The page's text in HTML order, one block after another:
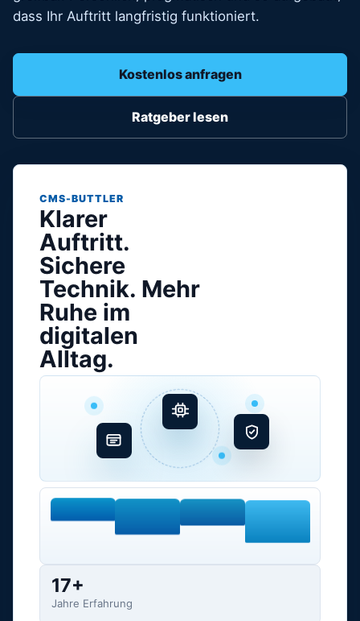
dass Ihr Auftritt langfristig funktioniert.
Kostenlos anfragen
Ratgeber lesen
CMS-BUTTLER
Klarer
Auftritt.
Sichere
Technik. Mehr
Ruhe im
digitalen
Alltag.
17+
Jahre Erfahrung